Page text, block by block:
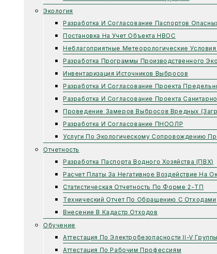
Экология
Разработка И Согласование Паспортов
Постановка На Учет Объекта НВОС
Неблагоприятные Метеорологические
Разработка Программы Производственного
Инвентаризация Источников Выбросов
Разработка И Согласование Проекта
Разработка И Согласование Проекта
Проведение Замеров Выбросов Вредных
Разработка И Согласование ПНООЛР
Услуги По Экологическому Сопровождению
Отчетность
Разработка Паспорта Водного Хозяйства (ПВХ)
Расчет Платы За Негативное Воздействие
Статистическая Отчетность По Форме 2-ТП
Технический Отчет По Обращению С Отходами
Внесение В Кадастр Отходов
Обучение
Аттестация По Электробезопасности II-V
Аттестация По Рабочим Профессиям